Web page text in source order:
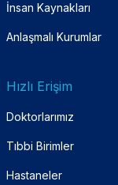
İnsan Kaynakları
Anlaşmalı Kurumlar
Hızlı Erişim
Doktorlarımız
Tıbbi Birimler
Hastaneler